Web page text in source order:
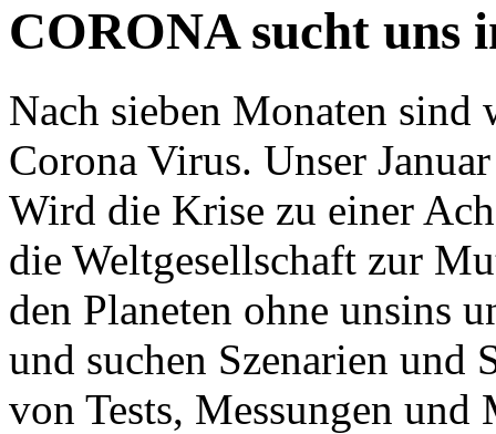
CORONA sucht uns
Nach sieben Monaten
Corona Virus. Unser
Wird die Krise zu einer
die Weltgesellschaft zur
den Planeten ohne unsins
und suchen Szenarien und
von Tests, Messungen und